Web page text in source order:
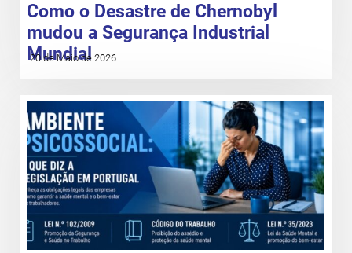
Como o Desastre de Chernobyl
mudou a Segurança Industrial
Mundial
20 de Maio de 2026